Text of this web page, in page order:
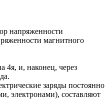
напряженности
магнитного
4я, и, наконец, через
заряды постоянно
электронами), составляют